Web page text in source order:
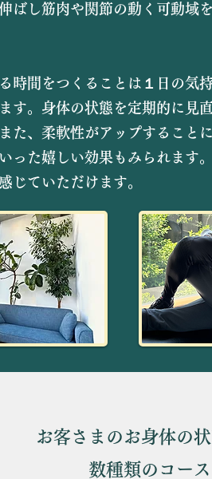
ばし筋肉や関節の動く可動域
時間をつくることは１日の気
す。身体の状態を定期的に見
た、柔軟性がアップすること
った嬉しい効果もみられま
じていただけます。
お客さまのお身体の
数種類のコー